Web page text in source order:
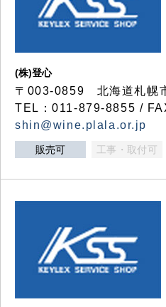
(株)登心
〒003-0859 北海道札幌
TEL：011-879-8855 /
shin@wine.plala.or.jp
販売可 工事・取付可